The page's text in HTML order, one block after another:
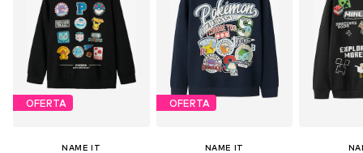
OFERTA
NAME IT
OFERTA
NAME IT